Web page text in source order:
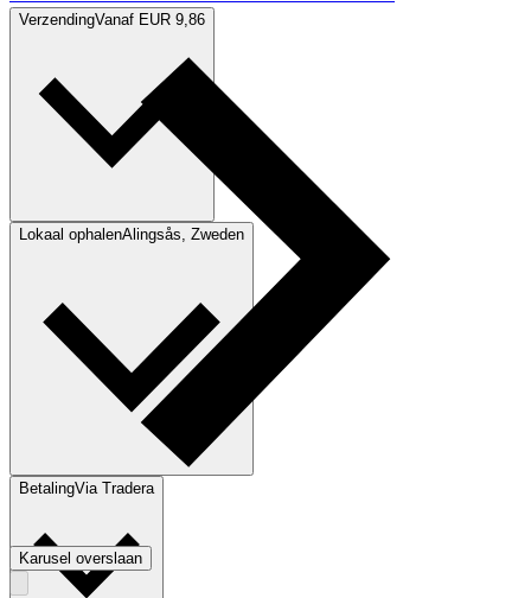
VerzendingVanaf EUR 9,86
Lokaal ophalenAlingsås, Zweden
BetalingVia Tradera
Karusel overslaan